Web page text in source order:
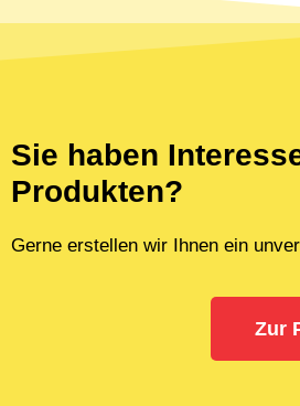
Sie haben
Produkten?
Gerne erstellen wir Ihnen ein
Zur